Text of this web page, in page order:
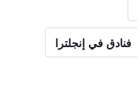
فنادق في إنجلترا